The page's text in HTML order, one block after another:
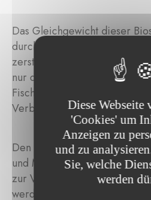
Das Gleichgewicht dieser
durch den Klimawandel als
zerstörerische
nur durch strukturelle
Fischereiindustrie und eine
Verbraucher
Den Druck auf Verbraucher
und Massenhändler zu
zur Verbesserung der
werden Verbraucher oft durch
Diese Webseite
'Cookies' um
Anzeigen zu
und zu
Sie, welche
werden